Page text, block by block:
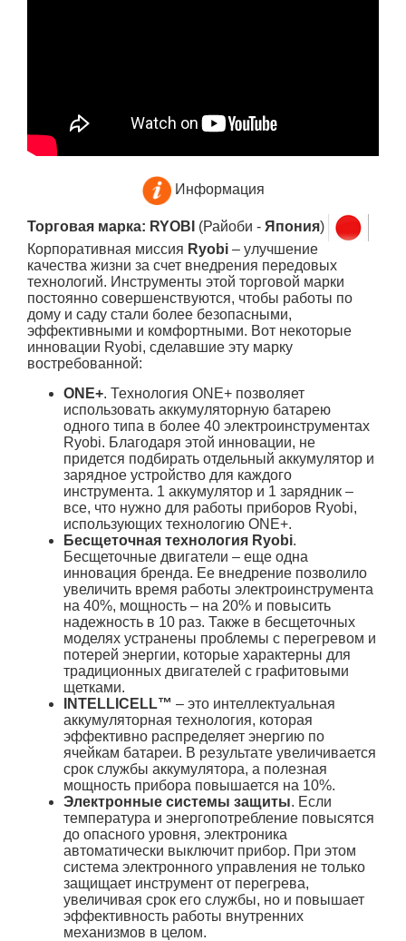
Информация
Торговая марка: RYOBI (Райоби - Япония)
Корпоративная миссия Ryobi – улучшение
качества жизни за счет внедрения передовых
технологий. Инструменты этой торговой марки
постоянно совершенствуются, чтобы работы по
дому и саду стали более безопасными,
эффективными и комфортными. Вот некоторые
инновации Ryobi, сделавшие эту марку
востребованной:
ONE+. Технология ONE+ позволяет
использовать аккумуляторную батарею
одного типа в более 40 электроинструментах
Ryobi. Благодаря этой инновации, не
придется подбирать отдельный аккумулятор и
зарядное устройство для каждого
инструмента. 1 аккумулятор и 1 зарядник –
все, что нужно для работы приборов Ryobi,
использующих технологию ONE+.
Бесщеточная технология Ryobi.
Бесщеточные двигатели – еще одна
инновация бренда. Ее внедрение позволило
увеличить время работы электроинструмента
на 40%, мощность – на 20% и повысить
надежность в 10 раз. Также в бесщеточных
моделях устранены проблемы с перегревом и
потерей энергии, которые характерны для
традиционных двигателей с графитовыми
щетками.
INTELLICELL™ – это интеллектуальная
аккумуляторная технология, которая
эффективно распределяет энергию по
ячейкам батареи. В результате увеличивается
срок службы аккумулятора, а полезная
мощность прибора повышается на 10%.
Электронные системы защиты. Если
температура и энергопотребление повысятся
до опасного уровня, электроника
автоматически выключит прибор. При этом
система электронного управления не только
защищает инструмент от перегрева,
увеличивая срок его службы, но и повышает
эффективность работы внутренних
механизмов в целом.